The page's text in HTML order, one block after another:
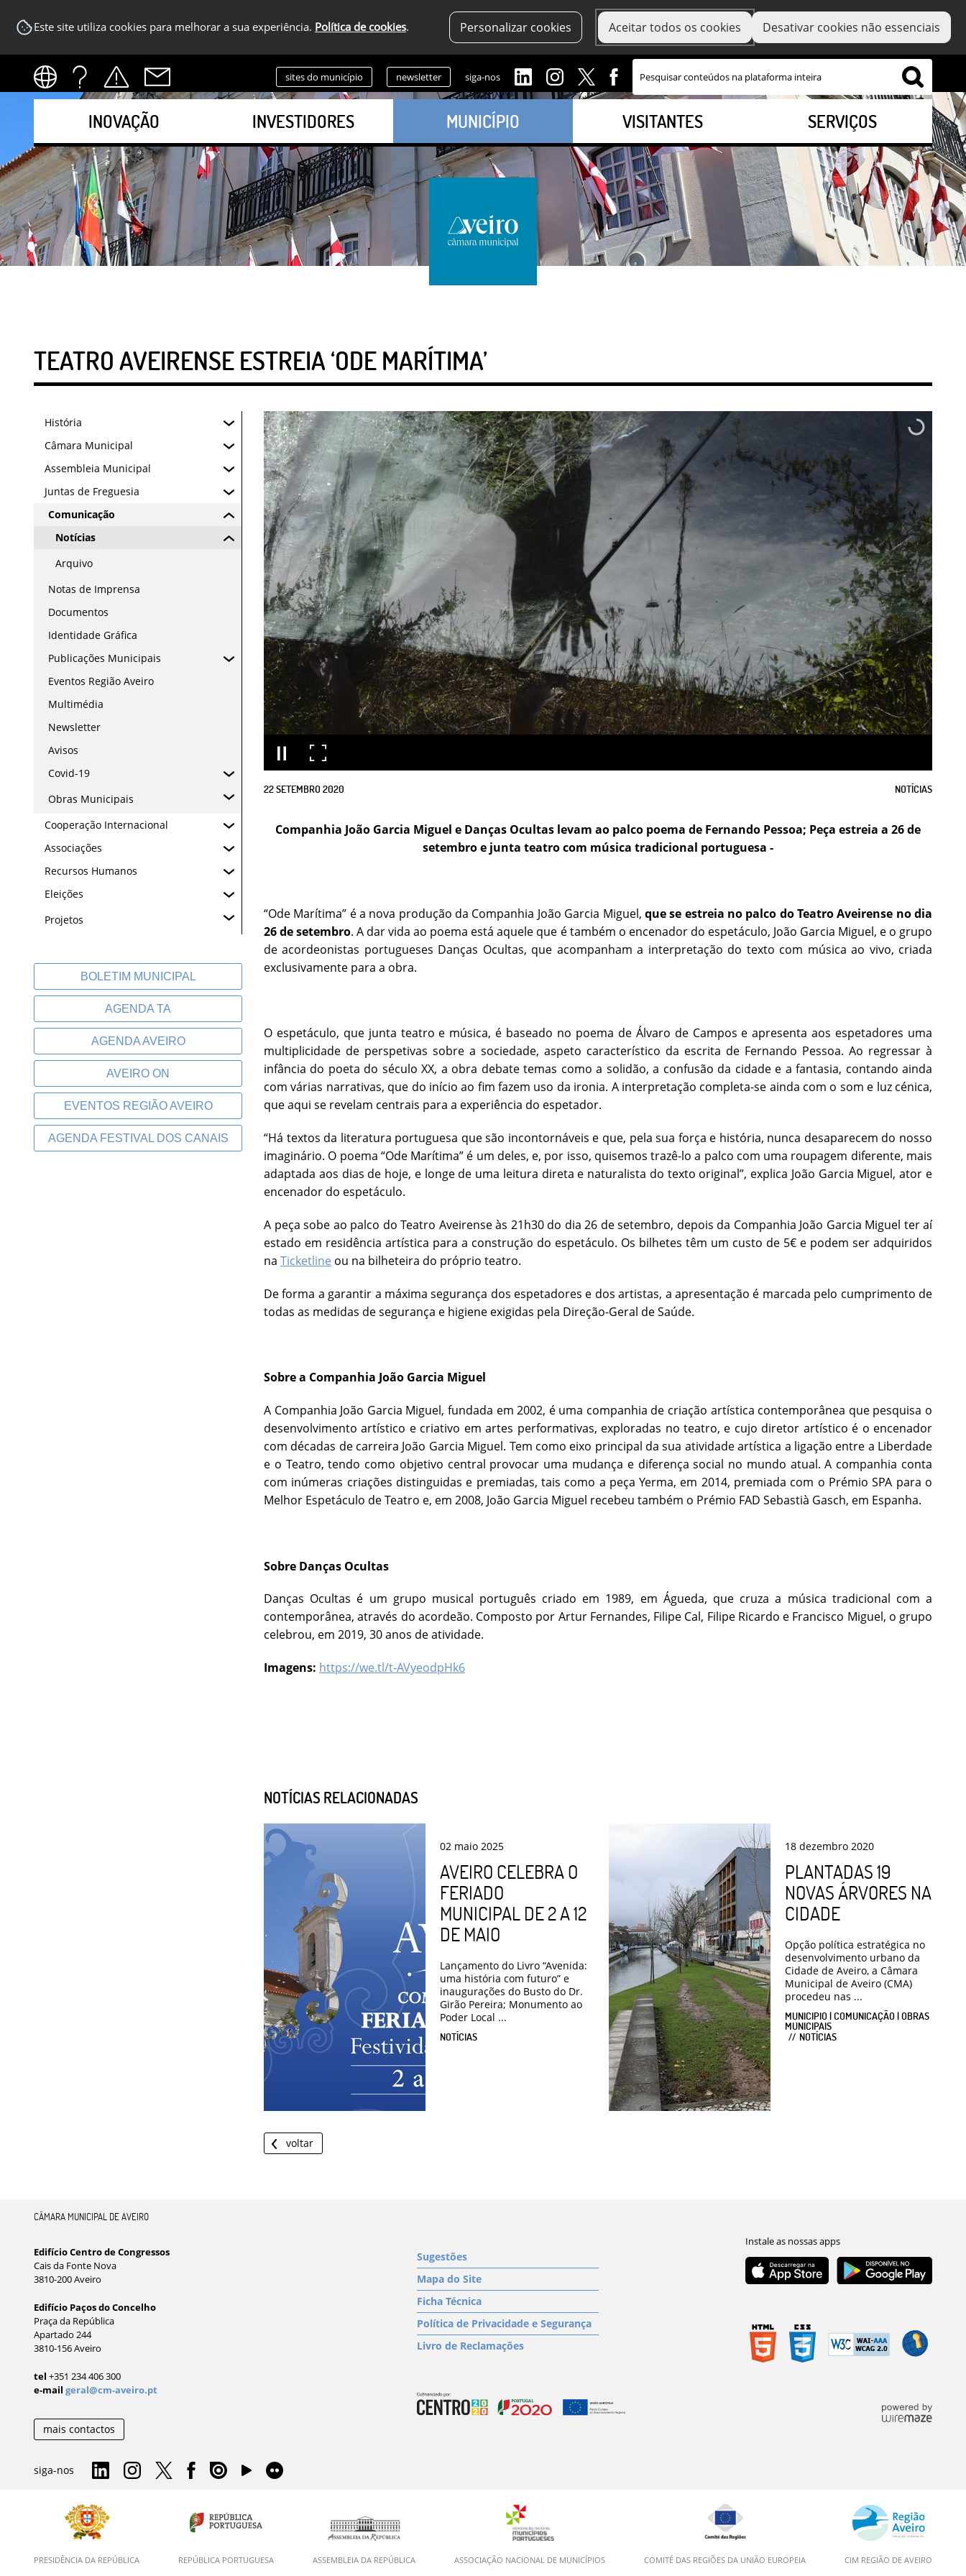
Este site utiliza cookies para melhorar a sua experiência. Política de cookies. Personalizar cookies Aceitar todos os cookies Desativar cookies não essenciais
sites do município newsletter siga-nos
INOVAÇÃO INVESTIDORES MUNICÍPIO VISITANTES SERVIÇOS
TEATRO AVEIRENSE ESTREIA ‘ODE MARÍTIMA’
História
Câmara Municipal
Assembleia Municipal
Juntas de Freguesia
Comunicação
Notícias
Arquivo
Notas de Imprensa
Documentos
Identidade Gráfica
Publicações Municipais
Eventos Região Aveiro
Multimédia
Newsletter
Avisos
Covid-19
Obras Municipais
Cooperação Internacional
Associações
Recursos Humanos
Eleições
Projetos
BOLETIM MUNICIPAL
AGENDA TA
AGENDA AVEIRO
AVEIRO ON
EVENTOS REGIÃO AVEIRO
AGENDA FESTIVAL DOS CANAIS
22SETEMBRO2020 NOTÍCIAS
Companhia João Garcia Miguel e Danças Ocultas levam ao palco poema de Fernando Pessoa; Peça estreia a 26 de
setembro e junta teatro com música tradicional portuguesa -
“Ode Marítima” é a nova produção da Companhia João Garcia Miguel, que se estreia no palco do Teatro Aveirense no dia
26 de setembro. A dar vida ao poema está aquele que é também o encenador do espetáculo, João Garcia Miguel, e o grupo
de acordeonistas portugueses Danças Ocultas, que acompanham a interpretação do texto com música ao vivo, criada
exclusivamente para a obra.
O espetáculo, que junta teatro e música, é baseado no poema de Álvaro de Campos e apresenta aos espetadores uma
multiplicidade de perspetivas sobre a sociedade, aspeto característico da escrita de Fernando Pessoa. Ao regressar à
infância do poeta do século XX, a obra debate temas como a solidão, a confusão da cidade e a fantasia, contando ainda
com várias narrativas, que do início ao fim fazem uso da ironia. A interpretação completa-se ainda com o som e luz cénica,
que aqui se revelam centrais para a experiência do espetador.
“Há textos da literatura portuguesa que são incontornáveis e que, pela sua força e história, nunca desaparecem do nosso
imaginário. O poema “Ode Marítima” é um deles, e, por isso, quisemos trazê-lo a palco com uma roupagem diferente, mais
adaptada aos dias de hoje, e longe de uma leitura direta e naturalista do texto original”, explica João Garcia Miguel, ator e
encenador do espetáculo.
A peça sobe ao palco do Teatro Aveirense às 21h30 do dia 26 de setembro, depois da Companhia João Garcia Miguel ter aí
estado em residência artística para a construção do espetáculo. Os bilhetes têm um custo de 5€ e podem ser adquiridos
na Ticketline ou na bilheteira do próprio teatro.
De forma a garantir a máxima segurança dos espetadores e dos artistas, a apresentação é marcada pelo cumprimento de
todas as medidas de segurança e higiene exigidas pela Direção-Geral de Saúde.
Sobre a Companhia João Garcia Miguel
A Companhia João Garcia Miguel, fundada em 2002, é uma companhia de criação artística contemporânea que pesquisa o
desenvolvimento artístico e criativo em artes performativas, exploradas no teatro, e cujo diretor artístico é o encenador
com décadas de carreira João Garcia Miguel. Tem como eixo principal da sua atividade artística a ligação entre a Liberdade
e o Teatro, tendo como objetivo central provocar uma mudança e diferença social no mundo atual. A companhia conta
com inúmeras criações distinguidas e premiadas, tais como a peça Yerma, em 2014, premiada com o Prémio SPA para o
Melhor Espetáculo de Teatro e, em 2008, João Garcia Miguel recebeu também o Prémio FAD Sebastià Gasch, em Espanha.
Sobre Danças Ocultas
Danças Ocultas é um grupo musical português criado em 1989, em Águeda, que cruza a música tradicional com a
contemporânea, através do acordeão. Composto por Artur Fernandes, Filipe Cal, Filipe Ricardo e Francisco Miguel, o grupo
celebrou, em 2019, 30 anos de atividade.
Imagens: https://we.tl/t-AVyeodpHk6
NOTÍCIAS RELACIONADAS
02 maio 2025
AVEIRO CELEBRA O
FERIADO
MUNICIPAL DE 2 A 12
DE MAIO
Lançamento do Livro “Avenida:
uma história com futuro” e
inaugurações do Busto do Dr.
Girão Pereira; Monumento ao
Poder Local ...
NOTÍCIAS
18 dezembro 2020
PLANTADAS 19
NOVAS ÁRVORES NA
CIDADE
Opção política estratégica no
desenvolvimento urbano da
Cidade de Aveiro, a Câmara
Municipal de Aveiro (CMA)
procedeu nas ...
MUNICIPIO | COMUNICAÇÃO | OBRAS
MUNICIPAIS
NOTÍCIAS
voltar
CÂMARA MUNICIPAL DE AVEIRO
Edifício Centro de Congressos
Cais da Fonte Nova
3810-200 Aveiro
Edifício Paços do Concelho
Praça da República
Apartado 244
3810-156 Aveiro
tel +351 234 406 300
e-mail geral@cm-aveiro.pt
mais contactos
siga-nos
Sugestões
Mapa do Site
Ficha Técnica
Política de Privacidade e Segurança
Livro de Reclamações
PRESIDÊNCIA DA REPÚBLICA REPÚBLICA PORTUGUESA ASSEMBLEIA DA REPÚBLICA ASSOCIAÇÃO NACIONAL DE MUNICÍPIOS COMITÉ DAS REGIÕES DA UNIÃO EUROPEIA CIM REGIÃO DE AVEIRO